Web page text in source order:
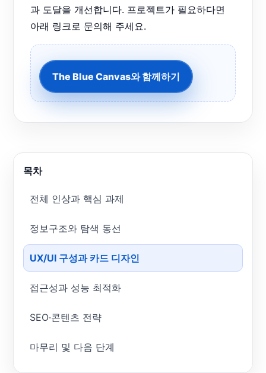
과 도달을 개선합니다. 프로젝트가 필요하다면
아래 링크로 문의해 주세요.
The Blue Canvas와 함께하기
목차
전체 인상과 핵심 과제
정보구조와 탐색 동선
UX/UI 구성과 카드 디자인
접근성과 성능 최적화
SEO·콘텐츠 전략
마무리 및 다음 단계